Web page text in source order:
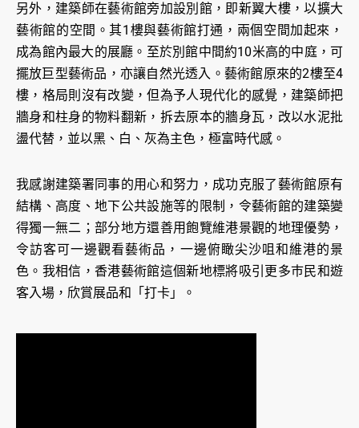
另外，建築師在藝術館旁加設別館，即新翼大樓，以擴大
藝術館的空間。其1樓與藝術館打通，兩個空間加起來，
成為館內最大的展廳。至於別館中間約10米高的中庭，可
擺放巨型藝術品，亦讓自然光透入。藝術館原來的2樓至4
樓，格局則沒有改變，但為予人現代化的感覺，建築師把
牆身和柱身的物料翻新，拆去原本的牆身瓦，改以水泥批
盪代替，並以黑、白、灰為主色，極富時代感。
我感謝建築署同事的用心和努力，成功克服了藝術館原有
結構、高度、地下公共設施等的限制，令藝術館的建築變
得獨一無二；部分地方還善用飽覽維港景觀的地理優勢，
令訪客可一邊觀看藝術品，一邊俯瞰尖沙咀和維港的景
色。我相信，香港藝術館這個新地標將吸引更多巿民和遊
客入場，欣賞展品和「打卡」。